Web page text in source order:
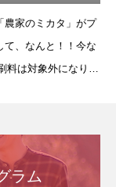
農家のミカタ」がプ
て、なんと！！今な
料は対象外になりま
ラム